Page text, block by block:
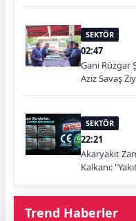
SEKTÖR
02:47
Gani Rüzgar
Aziz Savaş
SEKTÖR
22:21
Akaryakıt
Kalkanı:
Trend Haberler